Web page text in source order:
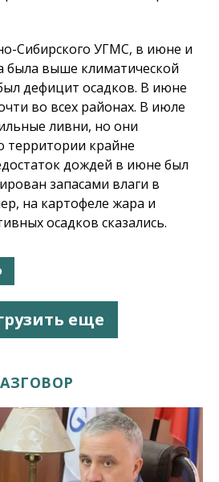
Сибирского УГМС, в июне и
была выше климатической
дефицит осадков. В июне
во всех районах. В июле
ливни, но они
территории крайне
дождей в июне был
запасами влаги в
на картофеле жара и
осадков сказались.
еще